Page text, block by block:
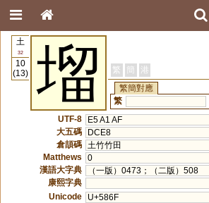
土
32
10
(13)
塯 繁 簡 港
繁簡對應
繁
UTF-8
E5 A1 AF
大五碼
DCE8
倉頡碼
土竹竹田
Matthews
0
漢語大字典
（一版）0473；（二版）508
康熙字典
Unicode
U+586F